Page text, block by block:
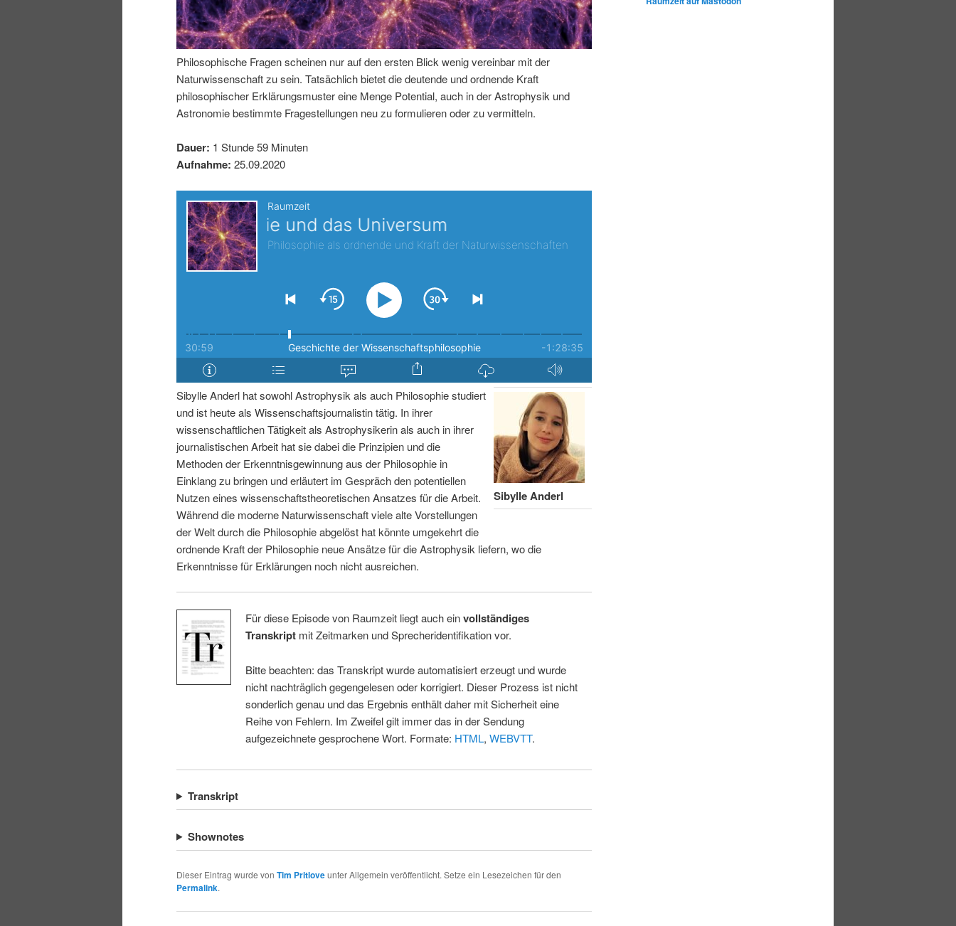
I
h
l
t
s
p
i
g
e
n
e
I
h
a
l
t
p
i
n
g
n
Philosophische Fragen scheinen nur auf den ersten Blick wenig vereinbar mit der
Naturwissenschaft zu sein. Tatsächlich bietet die deutende und ordnende Kraft
philosophischer Erklärungsmuster eine Menge Potential, auch in der Astrophysik und
Astronomie bestimmte Fragestellungen neu zu formulieren oder zu vermitteln.
Dauer: 1 Stunde 59 Minuten
Aufnahme: 25.09.2020
Sibylle Anderl
Sibylle Anderl hat sowohl Astrophysik als auch Philosophie studiert
und ist heute als Wissenschaftsjournalistin tätig. In ihrer
wissenschaftlichen Tätigkeit als Astrophysikerin als auch in ihrer
journalistischen Arbeit hat sie dabei die Prinzipien und die
Methoden der Erkenntnisgewinnung aus der Philosophie in
Einklang zu bringen und erläutert im Gespräch den potentiellen
Nutzen eines wissenschaftstheoretischen Ansatzes für die Arbeit.
Während die moderne Naturwissenschaft viele alte Vorstellungen
der Welt durch die Philosophie abgelöst hat könnte umgekehrt die
ordnende Kraft der Philosophie neue Ansätze für die Astrophysik liefern, wo die
Erkenntnisse für Erklärungen noch nicht ausreichen.
Für diese Episode von Raumzeit liegt auch einvollständiges
Transkriptmit Zeitmarken und Sprecheridentifikation vor.
Bitte beachten: das Transkript wurde automatisiert erzeugt und wurde
nicht nachträglich gegengelesen oder korrigiert. Dieser Prozess ist nicht
sonderlich genau und das Ergebnis enthält daher mit Sicherheit eine
Reihe von Fehlern. Im Zweifel gilt immer das in der Sendung
aufgezeichnete gesprochene Wort. Formate: HTML, WEBVTT.
Transkript
Shownotes
Dieser Eintrag wurde von Tim Pritloveunter Allgemein veröffentlicht. Setze ein Lesezeichen für den
Permalink.